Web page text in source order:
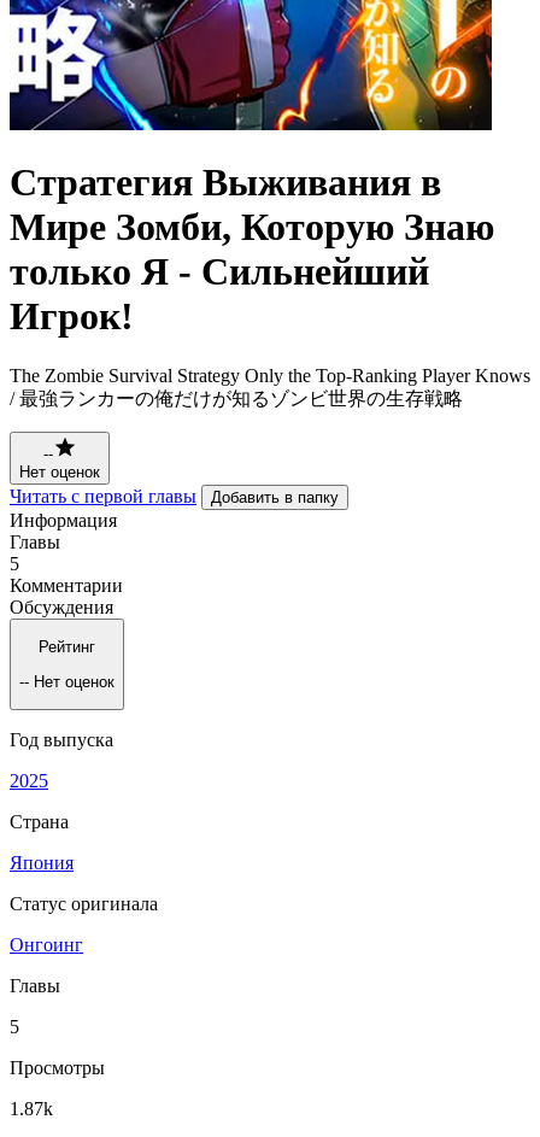
Стратегия Выживания в
Мире Зомби, Которую Знаю
только Я - Сильнейший
Игрок!
The Zombie Survival Strategy Only the Top-Ranking Player Knows
/ 最強ランカーの俺だけが知るゾンビ世界の生存戦略
--
Нет оценок
Читать с первой главы Добавить в папку
Информация
Главы
5
Комментарии
Обсуждения
Рейтинг
-- Нет оценок
Год выпуска
2025
Страна
Япония
Статус оригинала
Онгоинг
Главы
5
Просмотры
1.87k